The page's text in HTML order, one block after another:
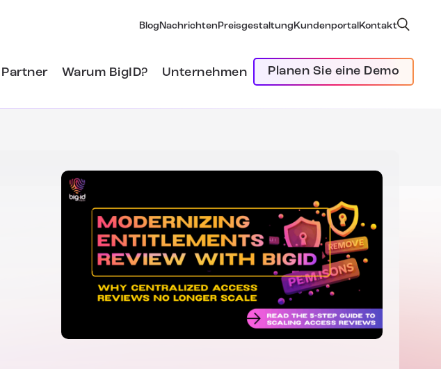
Blog Nachrichten Preisgestaltung KundenportalKontakt
Partner Warum BigID? Unternehmen Planen Sie eine Demo